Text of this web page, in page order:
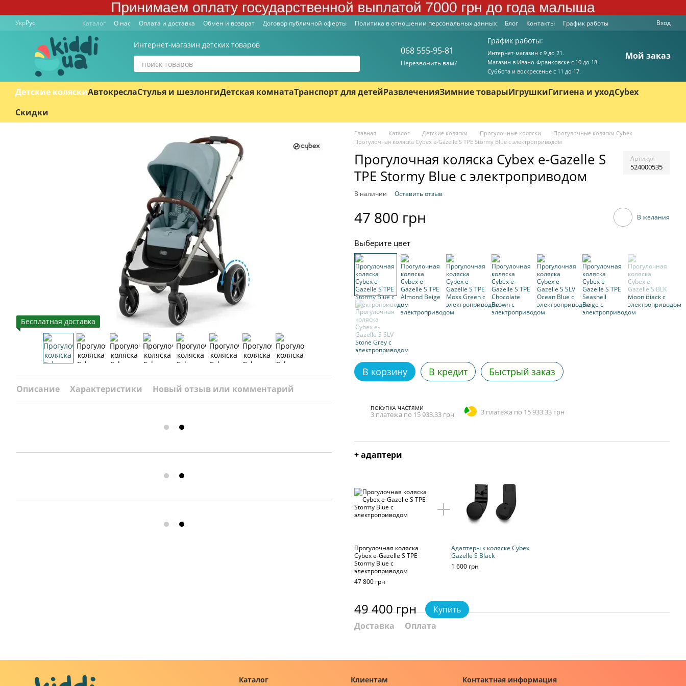
Перейти к основному контенту
УкрРус Каталог О нас Оплата и доставка Обмен и возврат Договор публичной оферты Политика в отношении персональных данных Блог Контакты График работы Вход
Интернет-магазин детских товаров
068 555-95-81
Перезвонить вам?
График работы:
Интернет-магазин с 9 до 21.
Магазин в Ивано-Франковске с 10 до 18.
Суббота и воскресенье с 11 до 17.
Мой заказ
Детские коляскиАвтокреслаСтулья и шезлонгиДетская комнатаТранспорт для детейРазвлеченияЗимние товарыИгрушкиГигиена и уходCybex
Скидки
Бесплатная доставка
Описание Характеристики Новый отзыв или комментарий
Главная Каталог Детские коляски Прогулочные коляски
Прогулочные коляски Cybex
Прогулочная коляска Cybex e-Gazelle S TPE Stormy Blue с электроприводом
Прогулочная коляска Cybex e-Gazelle S
TPE Stormy Blue с электроприводом
Артикул
524000535
В наличии Оставить отзыв
47 800 грн В желания
Выберите цвет
В корзину В кредит Быстрый заказ
ПОКУПКА ЧАСТЯМИ
3 платежа по 15 933.33 грн 3 платежа по 15 933.33 грн
+ адаптери
Прогулочная коляска
Cybex e-Gazelle S TPE
Stormy Blue с
электроприводом
47 800 грн
Адаптеры к коляске Cybex
Gazelle S Black
1 600 грн
49 400 грн
Купить
Доставка
Оплата
Каталог Клиентам Контактная информация